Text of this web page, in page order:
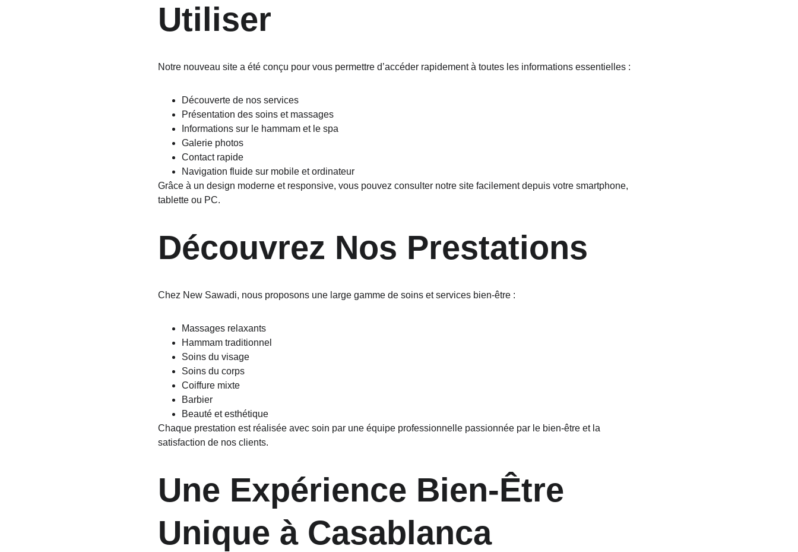
Utiliser
Notre nouveau site a été conçu pour vous permettre d’accéder rapidement à toutes les informations essentielles :
Découverte de nos services
Présentation des soins et massages
Informations sur le hammam et le spa
Galerie photos
Contact rapide
Navigation fluide sur mobile et ordinateur
Grâce à un design moderne et responsive, vous pouvez consulter notre site facilement depuis votre smartphone,
tablette ou PC.
Découvrez Nos Prestations
Chez New Sawadi, nous proposons une large gamme de soins et services bien-être :
Massages relaxants
Hammam traditionnel
Soins du visage
Soins du corps
Coiffure mixte
Barbier
Beauté et esthétique
Chaque prestation est réalisée avec soin par une équipe professionnelle passionnée par le bien-être et la
satisfaction de nos clients.
Une Expérience Bien-Être
Unique à Casablanca